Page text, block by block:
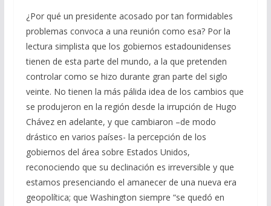
¿Por qué un presidente acosado por tan formidables
problemas convoca a una reunión como esa? Por la
lectura simplista que los gobiernos estadounidenses
tienen de esta parte del mundo, a la que pretenden
controlar como se hizo durante gran parte del siglo
veinte. No tienen la más pálida idea de los cambios que
se produjeron en la región desde la irrupción de Hugo
Chávez en adelante, y que cambiaron –de modo
drástico en varios países- la percepción de los
gobiernos del área sobre Estados Unidos,
reconociendo que su declinación es irreversible y que
estamos presenciando el amanecer de una nueva era
geopolítica; que Washington siempre “se quedó en